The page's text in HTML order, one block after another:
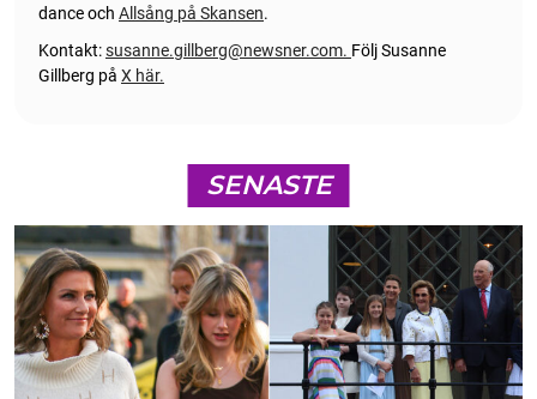
dance och Allsång på Skansen.
Kontakt:susanne.gillberg@newsner.com. Följ Susanne
Gillberg på X här.
SENASTE